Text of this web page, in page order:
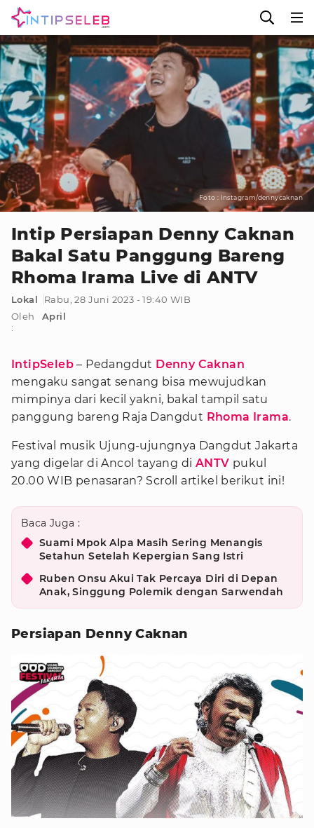
Foto : Instagram/dennycaknan
Intip Persiapan Denny Caknan
Bakal Satu Panggung Bareng
Rhoma Irama Live di ANTV
Lokal
Rabu, 28 Juni 2023 - 19:40 WIB
Oleh
:
April
IntipSeleb – Pedangdut Denny Caknan
mengaku sangat senang bisa mewujudkan
mimpinya dari kecil yakni, bakal tampil satu
panggung bareng Raja Dangdut Rhoma Irama.
Festival musik Ujung-ujungnya Dangdut Jakarta
yang digelar di Ancol tayang di ANTV pukul
20.00 WIB penasaran? Scroll artikel berikut ini!
Baca Juga :
Suami Mpok Alpa Masih Sering Menangis
Setahun Setelah Kepergian Sang Istri
Ruben Onsu Akui Tak Percaya Diri di Depan
Anak, Singgung Polemik dengan Sarwendah
Persiapan Denny Caknan